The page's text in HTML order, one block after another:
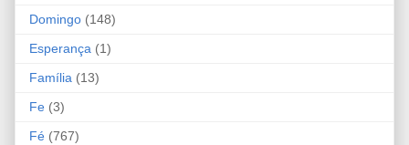
Domingo (148)
Esperança (1)
Família (13)
Fe (3)
Fé (767)